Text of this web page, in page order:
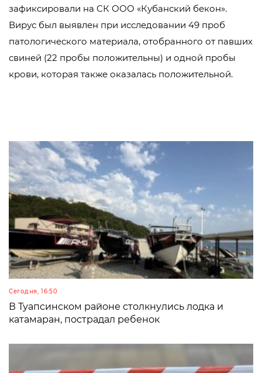
зафиксировали на СК ООО «Кубанский бекон».
Вирус был выявлен при исследовании 49 проб
патологического материала, отобранного от павших
свиней (22 пробы положительны) и одной пробы
крови, которая также оказалась положительной.
Сегодня, 16:50
В Туапсинском районе столкнулись лодка и
катамаран, пострадал ребенок